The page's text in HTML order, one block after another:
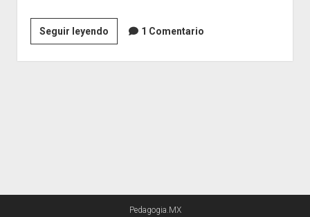
Seguir leyendoAristóteles1 Comentario
Pedagogia.MX